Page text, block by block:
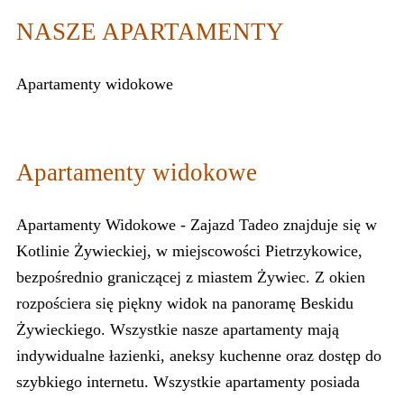
NASZE APARTAMENTY
Apartamenty widokowe
Apartamenty widokowe
Apartamenty Widokowe - Zajazd Tadeo znajduje się w
Kotlinie Żywieckiej, w miejscowości Pietrzykowice,
bezpośrednio graniczącej z miastem Żywiec. Z okien
rozpościera się piękny widok na panoramę Beskidu
Żywieckiego. Wszystkie nasze apartamenty mają
indywidualne łazienki, aneksy kuchenne oraz dostęp do
szybkiego internetu. Wszystkie apartamenty posiada